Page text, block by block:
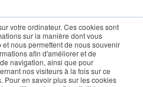
votre ordinateur. Ces cookies sont
sur la manière dont vous
nous permettent de nous souvenir
afin d'améliorer et de
navigation, ainsi que pour
nos visiteurs à la fois sur ce
Pour en savoir plus sur les cookies
. for